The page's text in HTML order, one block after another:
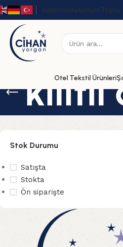
Hakkımızda İletişimToplu
Otel Tekstil Ürünleri
kilitli
Stok Durumu
Satışta
Stokta
Ön siparişte